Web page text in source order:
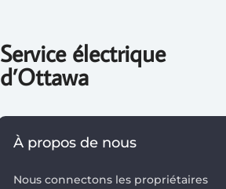
Service électrique
d’Ottawa
À propos de nous
Nous connectons les propriétaires